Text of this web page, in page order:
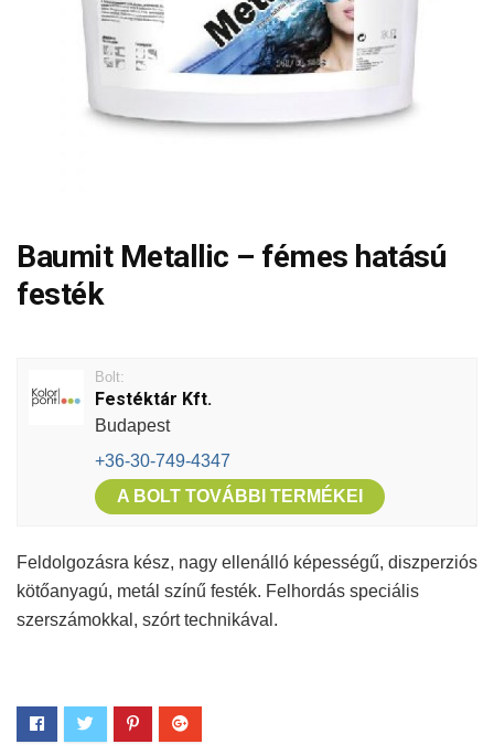
Baumit Metallic – fémes hatású
festék
Bolt:
Festéktár Kft.
Budapest
+36-30-749-4347
A BOLT TOVÁBBI TERMÉKEI
Feldolgozásra kész, nagy ellenálló képességű, diszperziós
kötőanyagú, metál színű festék. Felhordás speciális
szerszámokkal, szórt technikával.